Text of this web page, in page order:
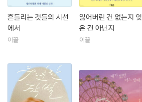
흔들리는 것들의 시선
에서
이끌
잃어버린 건 없는지 잊
은 건 아닌지
이끌